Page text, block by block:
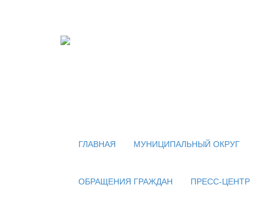
ГЛАВНАЯ МУНИЦИПАЛЬНЫЙ ОКРУГ
ОБРАЩЕНИЯ ГРАЖДАН ПРЕСС-ЦЕНТР